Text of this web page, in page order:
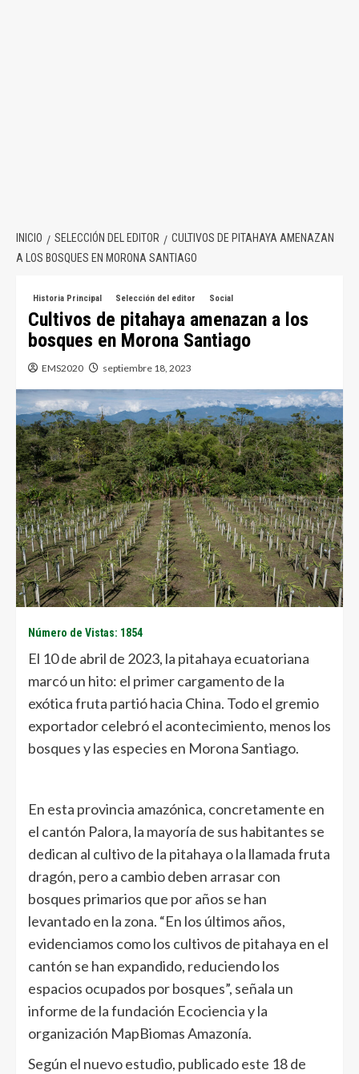
INICIO SELECCIÓN DEL EDITOR
CULTIVOS DE PITAHAYA AMENAZAN
A LOS BOSQUES EN MORONA SANTIAGO
Historia Principal Selección del editor Social
Cultivos de pitahaya amenazan a los
bosques en Morona Santiago
EMS2020 septiembre 18, 2023
Número de Vistas: 1854
El 10 de abril de 2023, la pitahaya ecuatoriana
marcó un hito: el primer cargamento de la
exótica fruta partió hacia China. Todo el gremio
exportador celebró el acontecimiento, menos los
bosques y las especies en Morona Santiago.
En esta provincia amazónica, concretamente en
el cantón Palora, la mayoría de sus habitantes se
dedican al cultivo de la pitahaya o la llamada fruta
dragón, pero a cambio deben arrasar con
bosques primarios que por años se han
levantado en la zona. “En los últimos años,
evidenciamos como los cultivos de pitahaya en el
cantón se han expandido, reduciendo los
espacios ocupados por bosques”, señala un
informe de la fundación Ecociencia y la
organización MapBiomas Amazonía.
Según el nuevo estudio, publicado este 18 de